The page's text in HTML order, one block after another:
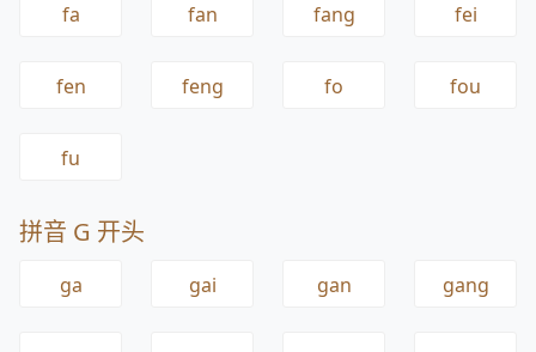
fa fan fang fei
fen feng fo fou
fu
拼音 G 开头
ga gai gan gang